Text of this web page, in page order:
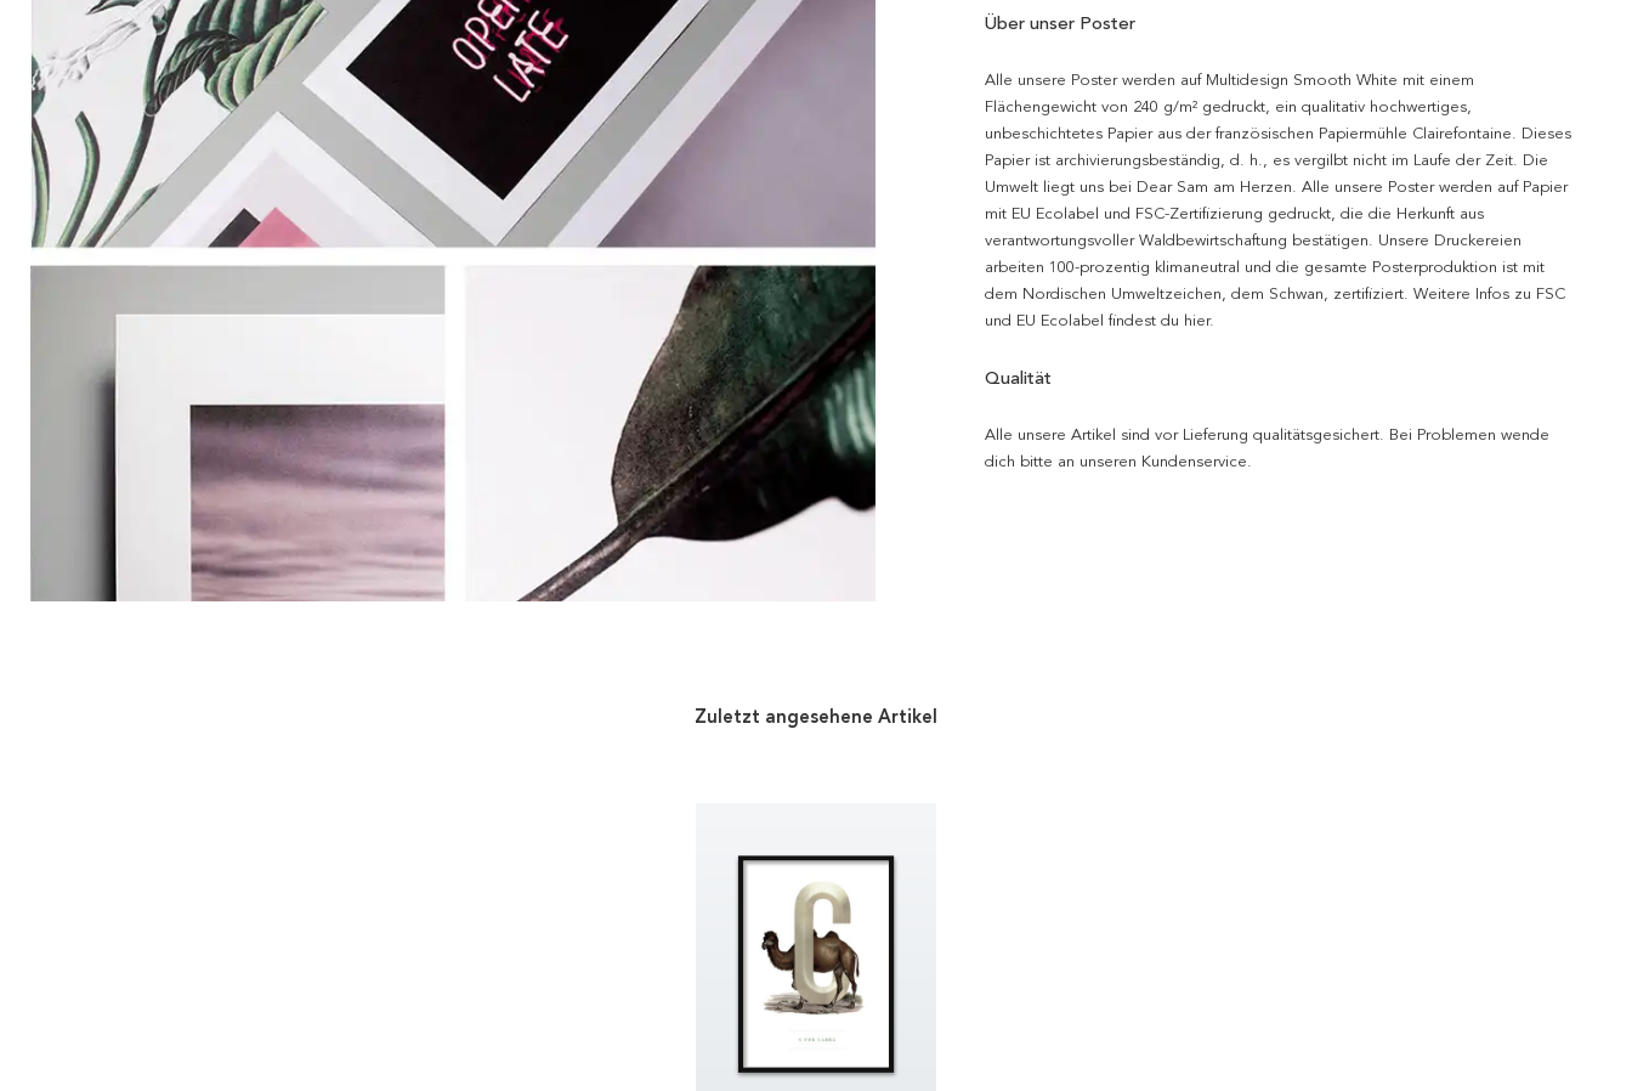
Über unser Poster
Alle unsere Poster werden auf Multidesign Smooth White mit einem
Flächengewicht von 240 g/m² gedruckt, ein qualitativ hochwertiges,
unbeschichtetes Papier aus der französischen Papiermühle Clairefontaine. Dieses
Papier ist archivierungsbeständig, d. h., es vergilbt nicht im Laufe der Zeit. Die
Umwelt liegt uns bei Dear Sam am Herzen. Alle unsere Poster werden auf Papier
mit EU Ecolabel und FSC-Zertifizierung gedruckt, die die Herkunft aus
verantwortungsvoller Waldbewirtschaftung bestätigen. Unsere Druckereien
arbeiten 100-prozentig klimaneutral und die gesamte Posterproduktion ist mit
dem Nordischen Umweltzeichen, dem Schwan, zertifiziert. Weitere Infos zu FSC
und EU Ecolabel findest du hier.
Qualität
Alle unsere Artikel sind vor Lieferung qualitätsgesichert. Bei Problemen wende
dich bitte an unseren Kundenservice.
Zuletzt angesehene Artikel